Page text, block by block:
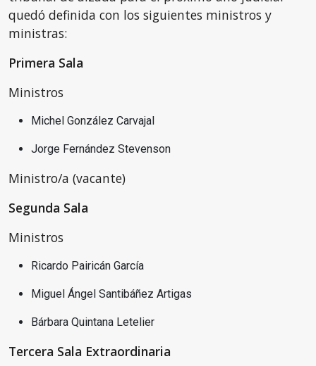
quedó definida con los siguientes ministros y
ministras:
Primera Sala
Ministros
Michel González Carvajal
Jorge Fernández Stevenson
Ministro/a (vacante)
Segunda Sala
Ministros
Ricardo Pairicán García
Miguel Ángel Santibáñez Artigas
Bárbara Quintana Letelier
Tercera Sala Extraordinaria